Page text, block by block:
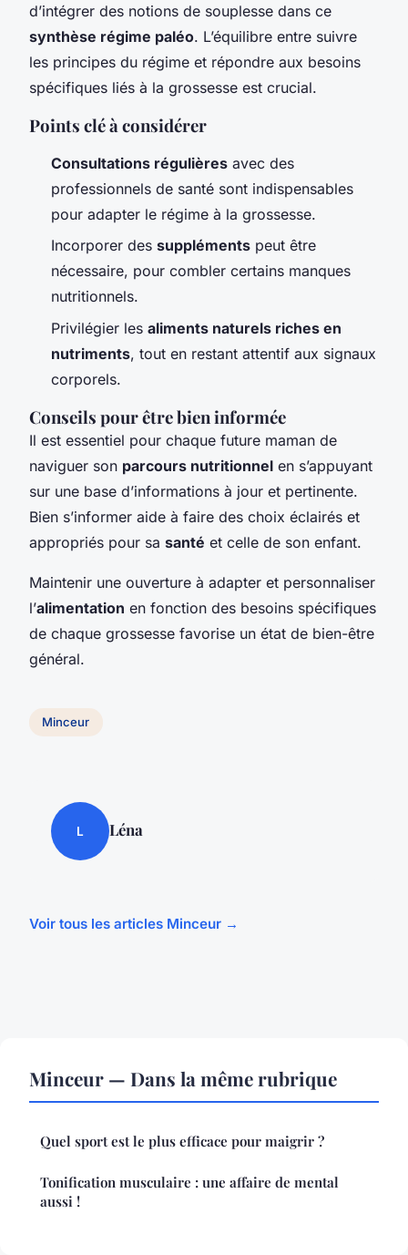
d’intégrer des notions de souplesse dans ce
synthèse régime paléo. L’équilibre entre suivre
les principes du régime et répondre aux besoins
spécifiques liés à la grossesse est crucial.
Points clé à considérer
Consultations régulières avec des
professionnels de santé sont indispensables
pour adapter le régime à la grossesse.
Incorporer des suppléments peut être
nécessaire, pour combler certains manques
nutritionnels.
Privilégier les aliments naturels riches en
nutriments, tout en restant attentif aux signaux
corporels.
Conseils pour être bien informée
Il est essentiel pour chaque future maman de
naviguer son parcours nutritionnel en s’appuyant
sur une base d’informations à jour et pertinente.
Bien s’informer aide à faire des choix éclairés et
appropriés pour sa santé et celle de son enfant.
Maintenir une ouverture à adapter et personnaliser
l’alimentation en fonction des besoins spécifiques
de chaque grossesse favorise un état de bien-être
général.
Minceur
L Léna
Voir tous les articles Minceur →
Minceur — Dans la même rubrique
Quel sport est le plus efficace pour maigrir ?
Tonification musculaire : une affaire de mental
aussi !